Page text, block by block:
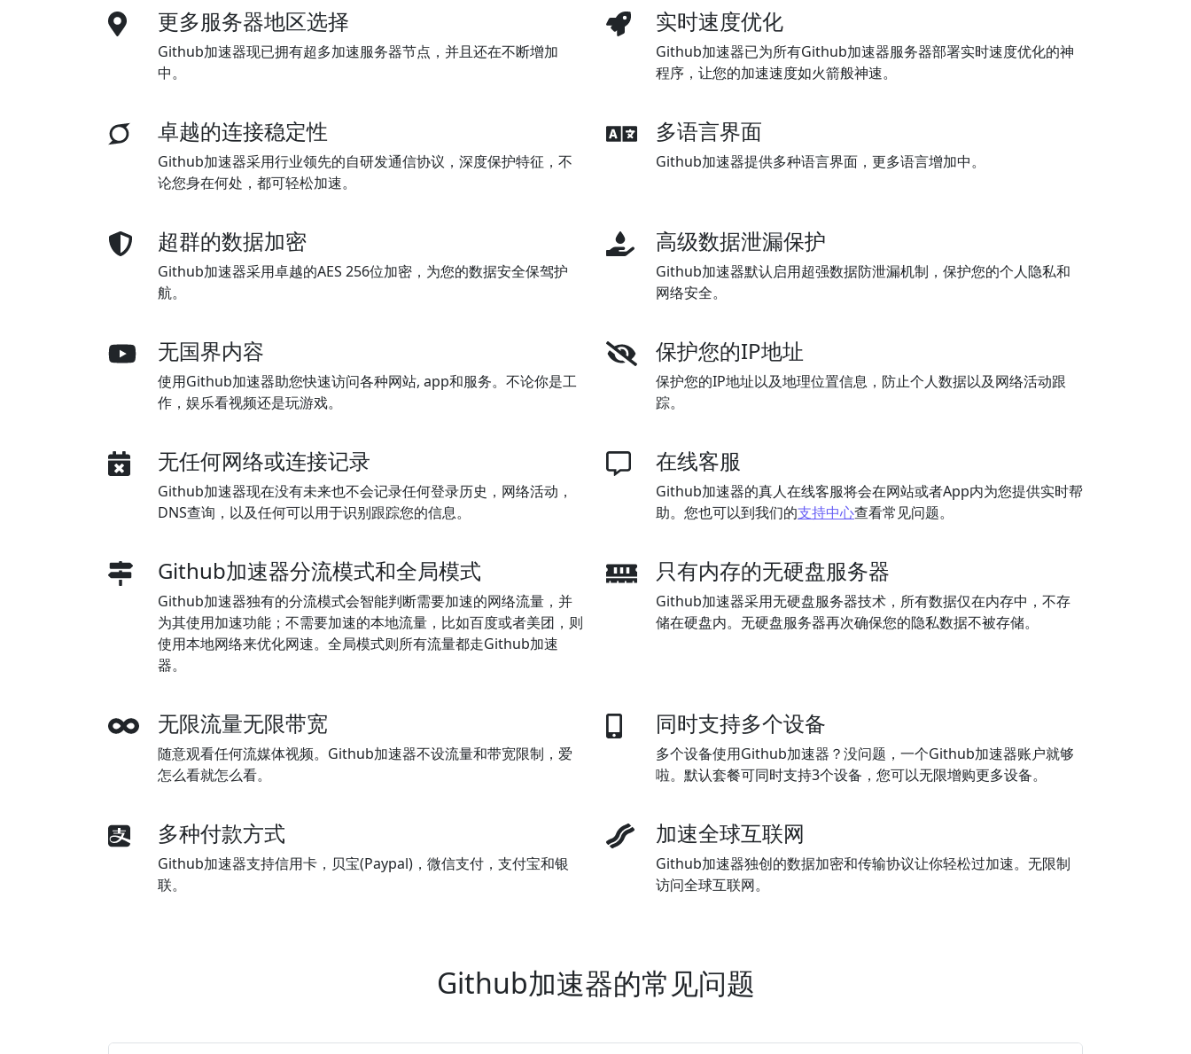
更多服务器地区选择
Github加速器现已拥有超多加速服务器节点，并且还在不断增加
中。
实时速度优化
Github加速器已为所有Github加速器服务器部署实时速度优化的神
程序，让您的加速速度如火箭般神速。
卓越的连接稳定性
Github加速器采用行业领先的自研发通信协议，深度保护特征，不
论您身在何处，都可轻松加速。
多语言界面
Github加速器提供多种语言界面，更多语言增加中。
超群的数据加密
Github加速器采用卓越的AES 256位加密，为您的数据安全保驾护
航。
高级数据泄漏保护
Github加速器默认启用超强数据防泄漏机制，保护您的个人隐私和
网络安全。
无国界内容
使用Github加速器助您快速访问各种网站, app和服务。不论你是工
作，娱乐看视频还是玩游戏。
保护您的IP地址
保护您的IP地址以及地理位置信息，防止个人数据以及网络活动跟
踪。
无任何网络或连接记录
Github加速器现在没有未来也不会记录任何登录历史，网络活动，
DNS查询，以及任何可以用于识别跟踪您的信息。
在线客服
Github加速器的真人在线客服将会在网站或者App内为您提供实时帮
助。您也可以到我们的支持中心查看常见问题。
Github加速器分流模式和全局模式
Github加速器独有的分流模式会智能判断需要加速的网络流量，并
为其使用加速功能；不需要加速的本地流量，比如百度或者美团，则
使用本地网络来优化网速。全局模式则所有流量都走Github加速
器。
只有内存的无硬盘服务器
Github加速器采用无硬盘服务器技术，所有数据仅在内存中，不存
储在硬盘内。无硬盘服务器再次确保您的隐私数据不被存储。
无限流量无限带宽
随意观看任何流媒体视频。Github加速器不设流量和带宽限制，爱
怎么看就怎么看。
同时支持多个设备
多个设备使用Github加速器？没问题，一个Github加速器账户就够
啦。默认套餐可同时支持3个设备，您可以无限增购更多设备。
多种付款方式
Github加速器支持信用卡，贝宝(Paypal)，微信支付，支付宝和银
联。
加速全球互联网
Github加速器独创的数据加密和传输协议让你轻松过加速。无限制
访问全球互联网。
Github加速器的常见问题